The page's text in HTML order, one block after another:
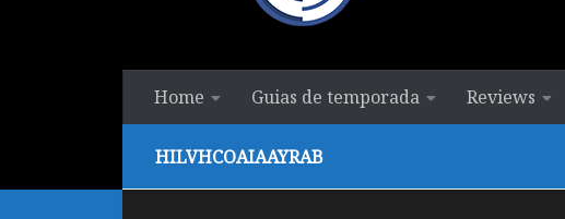
Home Guias de temporada Reviews
HILVHCOAIAAYRAB